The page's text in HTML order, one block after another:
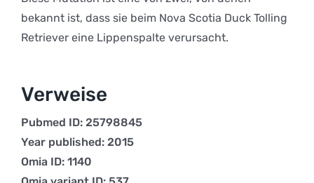
bekannt ist, dass sie beim Nova Scotia Duck Tolling
Retriever eine Lippenspalte verursacht.
Verweise
Pubmed ID: 25798845
Year published: 2015
Omia ID: 1140